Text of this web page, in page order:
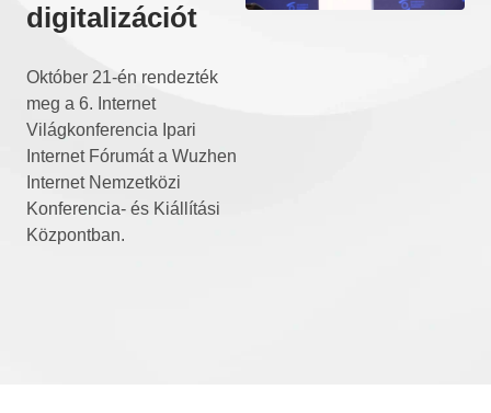
digitalizációt
Október 21-én rendezték
meg a 6. Internet
Világkonferencia Ipari
Internet Fórumát a Wuzhen
Internet Nemzetközi
Konferencia- és Kiállítási
Központban.